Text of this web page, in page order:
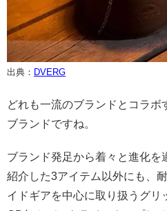
出典： DVERG
どれも一流のブランドとコラボ
ブランドですね。
ブランド発足から着々と進化を
紹介した3アイテム以外にも、
イドギアを中心に取り扱う グリ